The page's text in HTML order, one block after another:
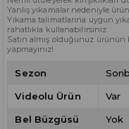
Yanlış yıkamalar nedeniyle
Yıkama talimatlarına uygun
rahatlıkla kullanabilirsiniz.
Satın almış olduğunuz
yapmayınız!
Sezon
Videolu Ürün Var
Bel Büzgüsü Yok